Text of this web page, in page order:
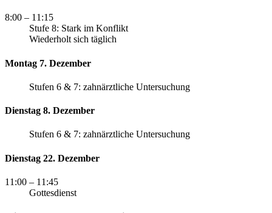
8:00 – 11:15
Stufe 8: Stark im Konflikt
Wiederholt sich täglich
Montag 7. Dezember
Stufen 6 & 7: zahnärztliche Untersuchung
Dienstag 8. Dezember
Stufen 6 & 7: zahnärztliche Untersuchung
Dienstag 22. Dezember
11:00 – 11:45
Gottesdienst